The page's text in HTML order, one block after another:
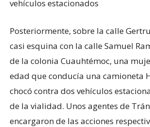
vehículos estacionados
Posteriormente, sobre la calle
casi esquina con la calle Samuel
de la colonia Cuauhtémoc, una
edad que conducía una camioneta
chocó contra dos vehículos
de la vialidad. Unos agentes de
encargaron de las acciones